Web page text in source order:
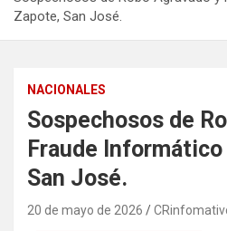
Zapote, San José.
NACIONALES
Sospechosos de
Fraude
San José.
20 de mayo de 2026